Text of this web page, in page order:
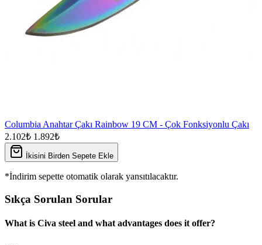
Columbia Anahtar Çakı Rainbow 19 CM - Çok Fonksiyonlu Çakı
2.102₺ 1.892₺
İkisini Birden Sepete Ekle
*İndirim sepette otomatik olarak yansıtılacaktır.
Sıkça Sorulan Sorular
What is Civa steel and what advantages does it offer?